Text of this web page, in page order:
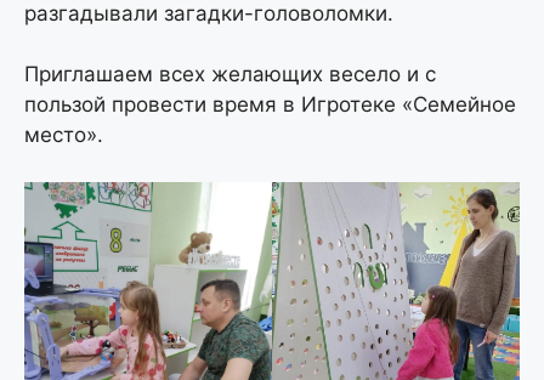
разгадывали загадки-головоломки.
Приглашаем всех желающих весело и с
пользой провести время в Игротеке «Семейное
место».